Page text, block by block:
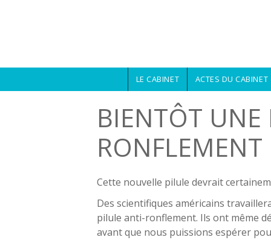
LE CABINET ACTES DU CABINET
BIENTÔT
RONFLEMENT
Cette nouvelle pilule devrait
Des scientifiques américains
pilule anti-ronflement. Ils ont même
avant que nous puissions espérer